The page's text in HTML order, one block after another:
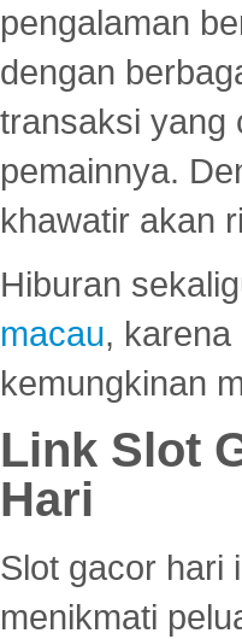
pengalaman
dengan
transaksi yang
pemainnya.
khawatir akan
Hiburan
macau,
kemungkinan
Link Slot
Hari
Slot gacor hari
menikmati